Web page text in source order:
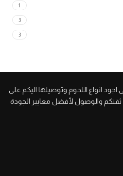
1
3
3
انواع اللحوم وتوصيلها اليكم على
والوصول لأفضل معايير الجودة